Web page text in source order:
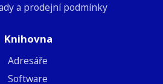
a prodejní podmínky
Knihovna
Adresáře
Software